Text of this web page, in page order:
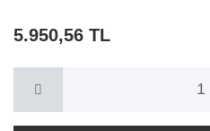
5.950,56 TL